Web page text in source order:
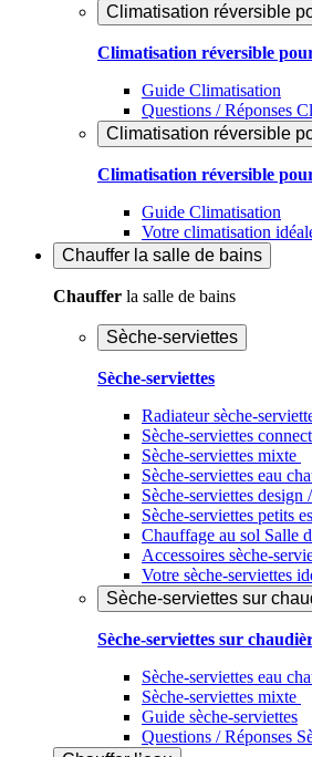
Climatisation réversible
Climatisation réversible
Guide Climatisation
Questions / Réponses
Climatisation réversible
Climatisation réversible
Guide Climatisation
Votre climatisation
Chauffer la salle de bains
Chauffer la salle de bains
Sèche-serviettes
Sèche-serviettes
Radiateur sèche-
Sèche-serviettes
Sèche-serviettes mixte
Sèche-serviettes eau
Sèche-serviettes design
Sèche-serviettes petits
Chauffage au sol Salle
Accessoires sèche-
Votre sèche-serviettes
Sèche-serviettes sur
Sèche-serviettes sur
Sèche-serviettes eau
Sèche-serviettes mixte
Guide sèche-serviettes
Questions / Réponses